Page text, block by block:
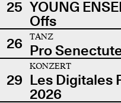
25 YOUNG
Offs
26
TANZ
Pro
29
KONZERT
Les Digitales
2026